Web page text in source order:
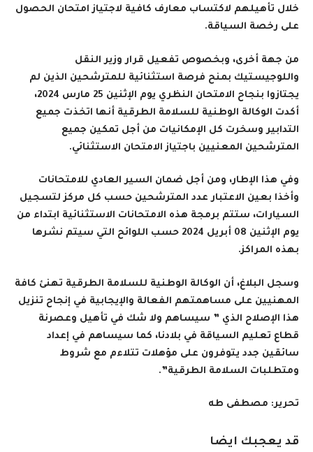
خلال تأهيلهم لاكتساب معارف كافية لاجتياز امتحان الحصول
على رخصة السياقة.
من جهة أخرى، وبخصوص تفعيل قرار وزير النقل
واللوجيستيك بمنح فرصة استثنائية للمترشحين الذين لم
يجتازوا بنجاح الامتحان النظري يوم الإثنين 25 مارس 2024،
أكدت الوكالة الوطنية للسلامة الطرقية أنها اتخذت جميع
التدابير وسخرت كل الإمكانيات من أجل تمكين جميع
المترشحين المعنيين باجتياز الامتحان الاستثنائي.
وفي هذا الإطار، ومن أجل ضمان السير العادي للامتحانات
وأخذا بعين الاعتبار عدد المترشحين حسب كل مركز لتسجيل
السيارات، ستتم برمجة هذه الامتحانات الاستثنائية ابتداء من
يوم الإثنين 08 أبريل 2024 حسب اللوائح التي سيتم نشرها
بهذه المراكز.
وسجل البلاغ، أن الوكالة الوطنية للسلامة الطرقية تهنئ كافة
المهنيين على مساهمتهم الفعالة والإيجابية في إنجاح تنزيل
هذا الإصلاح الذي ” سيساهم ولا شك في تأهيل وعصرنة
قطاع تعليم السياقة في بلادنا، كما سيساهم في إعداد
سائقين جدد يتوفرون على مؤهلات تتلاءم مع شروط
ومتطلبات السلامة الطرقية”.
تحرير: مصطفى طه
قد يعجبك ايضا